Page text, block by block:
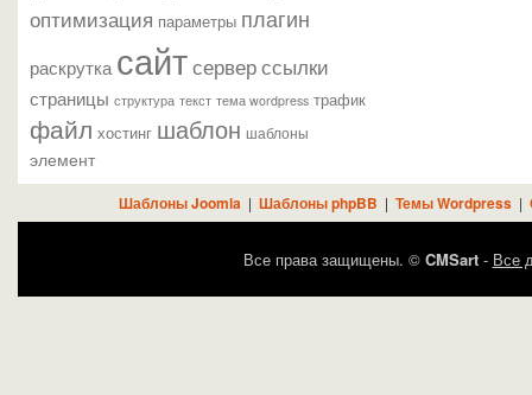
оптимизация параметры плагин
раскрутка сайтсерверссылки
страницы структура текст тема wordpress трафик
файл хостинг шаблон шаблоны
элемент
Шаблоны Joomla | Шаблоны phpBB | Темы Wordpress|
Все права защищены. © CMSart- Все